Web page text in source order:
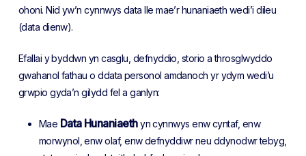
ohoni. Nid yw’n cynnwys data lle mae’r hunaniaeth wedi’i dileu
(data dienw).
Efallai y byddwn yn casglu, defnyddio, storio a throsglwyddo
gwahanol fathau o ddata personol amdanoch yr ydym wedi’u
grwpio gyda’n gilydd fel a ganlyn:
Mae Data Hunaniaethyn cynnwys enw cyntaf, enw
morwynol, enw olaf, enw defnyddiwr neu ddynodwr tebyg,